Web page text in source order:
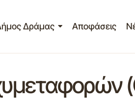
Δράμας Αποφάσεις